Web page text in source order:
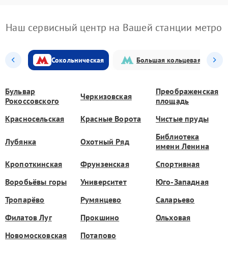
Наш сервисный центр на Вашей станции метро
Сокольническая Большая кольцевая
Бульвар
Рокоссовского
Черкизовская
Преображенская
площадь
Красносельская
Красные Ворота Чистые пруды
Лубянка Охотный Ряд
Библиотека
имени Ленина
Кропоткинская
Фрунзенская
Спортивная
Воробьёвы горы
Университет
Юго-Западная
Тропарёво
Румянцево
Саларьево
Филатов Луг
Прокшино
Ольховая
Новомосковская
Потапово